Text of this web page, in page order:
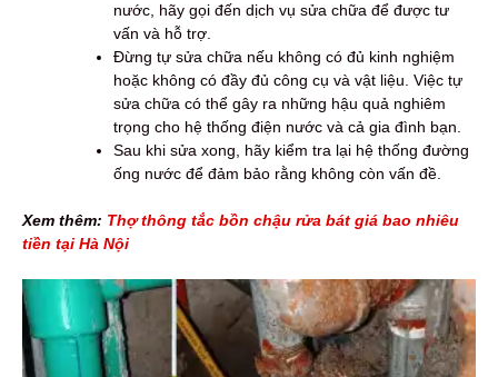
nước, hãy gọi đến dịch vụ sửa chữa để được tư
vấn và hỗ trợ.
Đừng tự sửa chữa nếu không có đủ kinh nghiệm
hoặc không có đầy đủ công cụ và vật liệu. Việc tự
sửa chữa có thể gây ra những hậu quả nghiêm
trọng cho hệ thống điện nước và cả gia đình bạn.
Sau khi sửa xong, hãy kiểm tra lại hệ thống đường
ống nước để đảm bảo rằng không còn vấn đề.
Xem thêm: Thợ thông tắc bồn chậu rửa bát giá bao nhiêu
tiền tại Hà Nội